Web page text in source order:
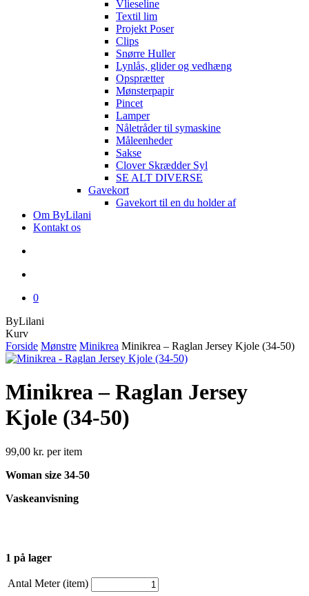
Vlieseline
Textil lim
Projekt Poser
Clips
Snørre Huller
Lynlås, glider og vedhæng
Opsprætter
Mønsterpapir
Pincet
Lamper
Nåletråder til symaskine
Måleenheder
Sakse
Clover Skrædder Syl
SE ALT DIVERSE
Gavekort
Gavekort til en du holder af
Om ByLilani
Kontakt os
0
ByLilani
KurvClose
Cart
Forside Mønstre Minikrea Minikrea – Raglan Jersey Kjole (34-50)
Minikrea – Raglan Jersey
Kjole (34-50)
99,00 kr. per item
Woman size 34-50
Vaskeanvisning
1 på lager
Antal Meter (item)